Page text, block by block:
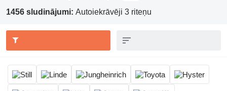
1456 sludinājumi: Autoiekrāvēji 3 riteņu